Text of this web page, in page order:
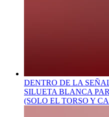
DENTRO DE LA
SILUETA BLANCA
(SOLO EL TORSO Y